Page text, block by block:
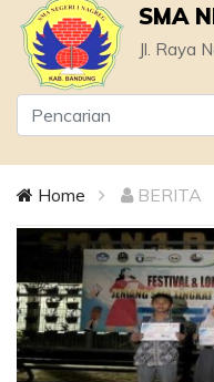
SMA
Jl. Raya
Home BERITA